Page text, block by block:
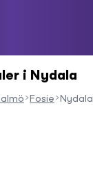
i Nydala
Fosie Nydala